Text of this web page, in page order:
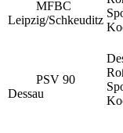
MFBC
Leipzig/Schkeuditz
PSV 90
Dessau